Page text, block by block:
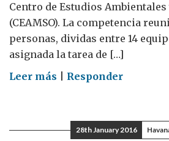
Centro de Estudios Ambientales
(CEAMSO). La competencia
personas, dividas entre 14
asignada la tarea de […]
Leer más onResponder
28th January 2016